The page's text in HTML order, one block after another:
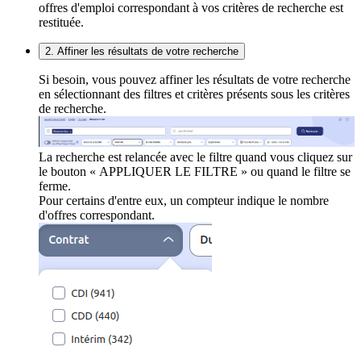
offres d'emploi correspondant à vos critères de recherche est
restituée.
2. Affiner les résultats de votre recherche
Si besoin, vous pouvez affiner les résultats de votre recherche
en sélectionnant des filtres et critères présents sous les critères
de recherche.
La recherche est relancée avec le filtre quand vous cliquez sur
le bouton « APPLIQUER LE FILTRE » ou quand le filtre se
ferme.
Pour certains d'entre eux, un compteur indique le nombre
d'offres correspondant.